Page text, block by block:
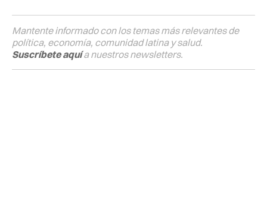
Mantente informado con los temas más relevantes de
política, economía, comunidad latina y salud.
Suscríbete aquía nuestros newsletters.